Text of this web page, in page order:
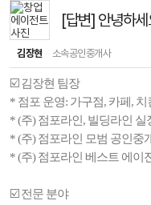
[답변] 안녕하
김장현 소속공인중개사
☑️ 김장현 팀장
* 점포 운영: 가구점, 카페, 치
* (주) 점포라인, 빌딩라인 실
* (주) 점포라인 모범 공인중
* (주) 점포라인 베스트 에이
☑️ 전문 분야